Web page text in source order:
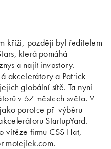
kříži, později byl ředitelem
která pomáhá
a najít investory.
akcelerátory a Patrick
globální sítě. Ta nyní
v 57 městech světa. V
porotce při výběru
StartupYard.
vítěze firmu CSS Hat,
motejlek.com.